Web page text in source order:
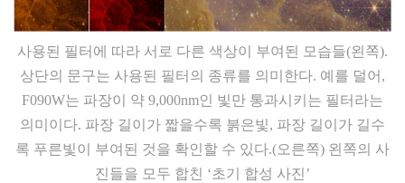
사용된 필터에 따라 서로 다른 색상이 부여된 모습들(왼쪽).
상단의 문구는 사용된 필터의 종류를 의미한다. 예를 덜어,
F090W는 파장이 약 9,000nm인 빛만 통과시키는 필터라는
의미이다. 파장 길이가 짧을수록 붉은빛, 파장 길이가 길수
록 푸른빛이 부여된 것을 확인할 수 있다.(오른쪽) 왼쪽의 사
진들을 모두 합친 ‘초기 합성 사진’